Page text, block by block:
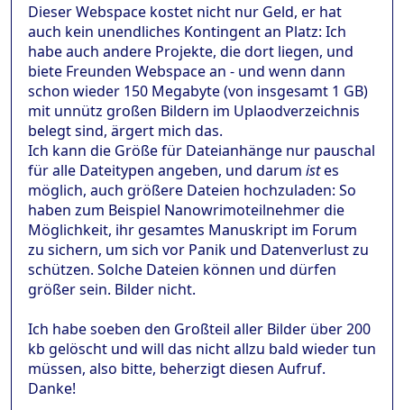
Dieser Webspace kostet nicht nur Geld, er hat
auch kein unendliches Kontingent an Platz: Ich
habe auch andere Projekte, die dort liegen, und
biete Freunden Webspace an - und wenn dann
schon wieder 150 Megabyte (von insgesamt 1 GB)
mit unnütz großen Bildern im Uplaodverzeichnis
belegt sind, ärgert mich das.
Ich kann die Größe für Dateianhänge nur pauschal
für alle Dateitypen angeben, und darum istes
möglich, auch größere Dateien hochzuladen: So
haben zum Beispiel Nanowrimoteilnehmer die
Möglichkeit, ihr gesamtes Manuskript im Forum
zu sichern, um sich vor Panik und Datenverlust zu
schützen. Solche Dateien können und dürfen
größer sein. Bilder nicht.
Ich habe soeben den Großteil aller Bilder über 200
kb gelöscht und will das nicht allzu bald wieder tun
müssen, also bitte, beherzigt diesen Aufruf.
Danke!